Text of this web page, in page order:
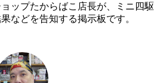
ップたからばこ店長が、ミニ四駆
などを告知する掲示板です。